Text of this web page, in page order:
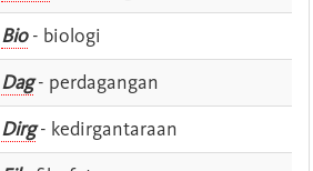
Bio- biologi
Dag- perdagangan
Dirg- kedirgantaraan